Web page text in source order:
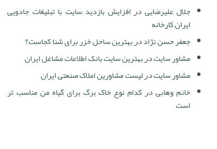
جلال علیرضایی درافزایش بازدید سایت با تبلیغات جادویی
ایران کارخانه
جعفر حسن نژاددربهترین ساحل خزر برای شنا کجاست؟
مشاور سایتدربهترین سایت بانک اطلاعات مشاغل ایران
مشاور سایتدرلیست مشاورین املاک صنعتی ایران
خانم وهابیدرکدام نوع خاک برگ برای گیاه من مناسب تر
است